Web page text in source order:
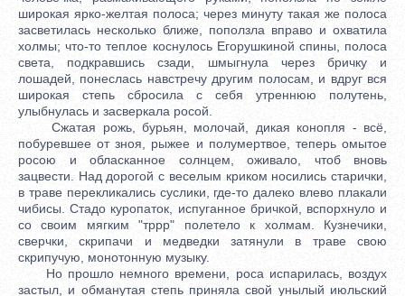
широкая ярко-желтая полоса; через минуту такая же полоса
засветилась несколько ближе, поползла вправо и охватила
холмы; что-то теплое коснулось Егорушкиной спины, полоса
света, подкравшись сзади, шмыгнула через бричку и
лошадей, понеслась навстречу другим полосам, и вдруг вся
широкая степь сбросила с себя утреннюю полутень,
улыбнулась и засверкала росой.
Сжатая рожь, бурьян, молочай, дикая конопля - всё,
побуревшее от зноя, рыжее и полумертвое, теперь омытое
росою и обласканное солнцем, оживало, чтоб вновь
зацвести. Над дорогой с веселым криком носились старички,
в траве перекликались суслики, где-то далеко влево плакали
чибисы. Стадо куропаток, испуганное бричкой, вспорхнуло и
со своим мягким "тррр" полетело к холмам. Кузнечики,
сверчки, скрипачи и медведки затянули в траве свою
скрипучую, монотонную музыку.
Но прошло немного времени, роса испарилась, воздух
застыл, и обманутая степь приняла свой унылый июльский